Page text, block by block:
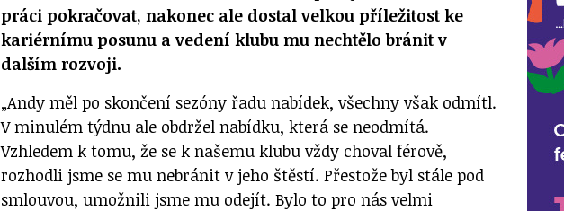
práci pokračovat, nakonec ale dostal velkou příležitost ke
kariérnímu posunu a vedení klubu mu nechtělo bránit v
dalším rozvoji.
„Andy měl po skončení sezóny řadu nabídek, všechny však odmítl.
V minulém týdnu ale obdržel nabídku, která se neodmítá.
Vzhledem k tomu, že se k našemu klubu vždy choval férově,
rozhodli jsme se mu nebránit v jeho štěstí. Přestože byl stále pod
smlouvou, umožnili jsme mu odejít. Bylo to pro nás velmi